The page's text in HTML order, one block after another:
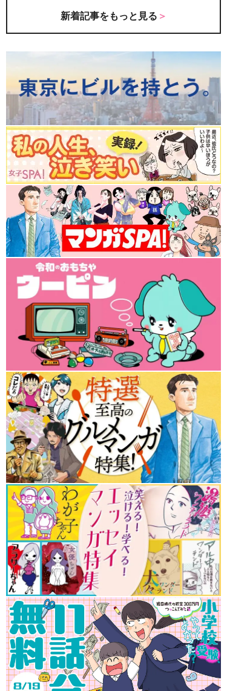
新着記事をもっと見る